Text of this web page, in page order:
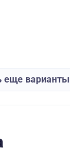
еще варианты